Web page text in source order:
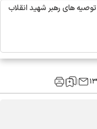
های رهبر شهید انقلاب